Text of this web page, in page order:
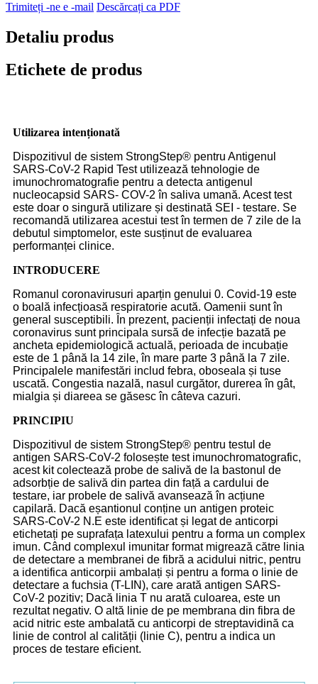
Trimiteți -ne e -mail Descărcați ca PDF
Detaliu produs
Etichete de produs
Utilizarea intenționată
Dispozitivul de sistem StrongStep® pentru Antigenul
SARS-CoV-2 Rapid Test utilizează tehnologie de
imunochromatografie pentru a detecta antigenul
nucleocapsid SARS- COV-2 în saliva umană. Acest test
este doar o singură utilizare și destinată SEI - testare. Se
recomandă utilizarea acestui test în termen de 7 zile de la
debutul simptomelor, este susținut de evaluarea
performanței clinice.
INTRODUCERE
Romanul coronavirusuri aparțin genului 0. Covid-19 este
o boală infecțioasă respiratorie acută. Oamenii sunt în
general susceptibili. În prezent, pacienții infectați de noua
coronavirus sunt principala sursă de infecție bazată pe
ancheta epidemiologică actuală, perioada de incubație
este de 1 până la 14 zile, în mare parte 3 până la 7 zile.
Principalele manifestări includ febra, oboseala și tuse
uscată. Congestia nazală, nasul curgător, durerea în gât,
mialgia și diareea se găsesc în câteva cazuri.
PRINCIPIU
Dispozitivul de sistem StrongStep® pentru testul de
antigen SARS-CoV-2 folosește test imunochromatografic,
acest kit colectează probe de salivă de la bastonul de
adsorbție de salivă din partea din față a cardului de
testare, iar probele de salivă avansează în acțiune
capilară. Dacă eșantionul conține un antigen proteic
SARS-CoV-2 N.E este identificat și legat de anticorpi
etichetați pe suprafața latexului pentru a forma un complex
imun. Când complexul imunitar format migrează către linia
de detectare a membranei de fibră a acidului nitric, pentru
a identifica anticorpii ambalați și pentru a forma o linie de
detectare a fuchsia (T-LIN), care arată antigen SARS-
CoV-2 pozitiv; Dacă linia T nu arată culoarea, este un
rezultat negativ. O altă linie de pe membrana din fibra de
acid nitric este ambalată cu anticorpi de streptavidină ca
linie de control al calității (linie C), pentru a indica un
proces de testare eficient.